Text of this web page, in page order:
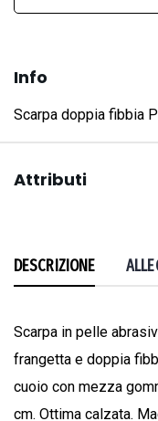
Info
Scarpa doppia fibbia
Attributi
DESCRIZIONE
Scarpa in pelle
frangetta e doppia
cuoio con mezza
cm. Ottima calzata.